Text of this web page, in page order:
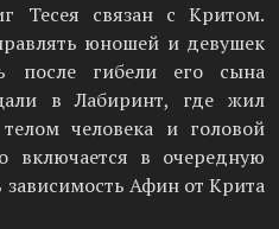
Тесея связан с Критом.
юношей и девушек
после гибели его сына
в Лабиринт, где жил
человека и головой
включается в очередную
зависимость Афин от Крита